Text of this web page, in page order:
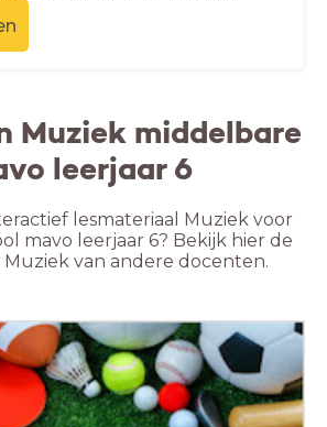
Muziek middelbare
leerjaar 6
lesmateriaal Muziek voor
mavo leerjaar 6? Bekijk hier de
van andere docenten.